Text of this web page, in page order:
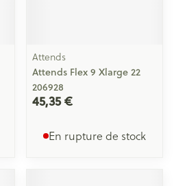
Attends
Attends Flex 9 Xlarge 22
206928
45,35 €
En rupture de stock